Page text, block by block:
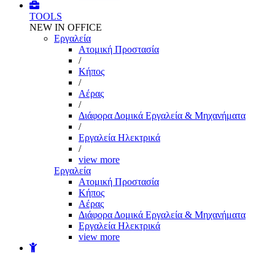
TOOLS
NEW IN OFFICE
Εργαλεία
Aτομική Προστασία
/
Kήπος
/
Αέρας
/
Διάφορα Δομικά Εργαλεία & Μηχανήματα
/
Εργαλεία Ηλεκτρικά
/
view more
Εργαλεία
Aτομική Προστασία
Kήπος
Αέρας
Διάφορα Δομικά Εργαλεία & Μηχανήματα
Εργαλεία Ηλεκτρικά
view more